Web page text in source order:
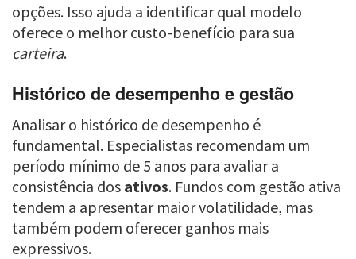
opções. Isso ajuda a identificar qual modelo
oferece o melhor custo-benefício para sua
carteira.
Histórico de desempenho e gestão
Analisar o histórico de desempenho é
fundamental. Especialistas recomendam um
período mínimo de 5 anos para avaliar a
consistência dos ativos. Fundos com gestão ativa
tendem a apresentar maior volatilidade, mas
também podem oferecer ganhos mais
expressivos.